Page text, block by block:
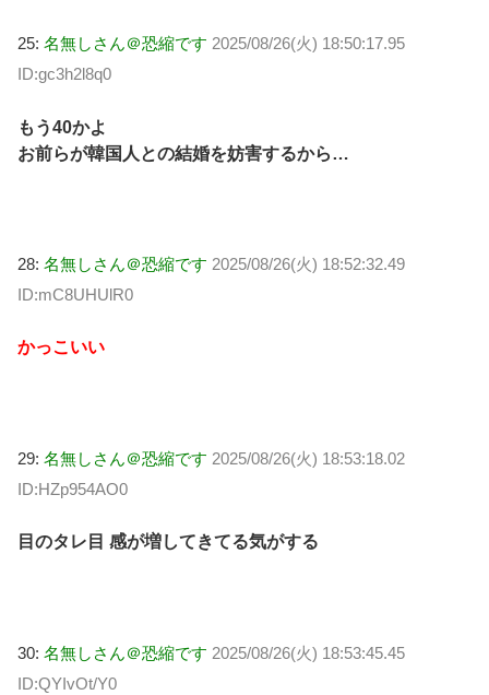
25: 名無しさん＠恐縮です 2025/08/26(火) 18:50:17.95
ID:gc3h2l8q0
もう40かよ
お前らが韓国人との結婚を妨害するから…
28: 名無しさん＠恐縮です 2025/08/26(火) 18:52:32.49
ID:mC8UHUlR0
かっこいい
29: 名無しさん＠恐縮です 2025/08/26(火) 18:53:18.02
ID:HZp954AO0
目のタレ目 感が増してきてる気がする
30: 名無しさん＠恐縮です 2025/08/26(火) 18:53:45.45
ID:QYIvOt/Y0